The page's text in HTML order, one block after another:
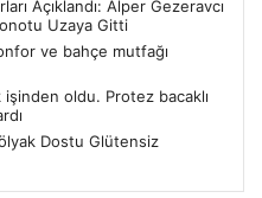
Açıklandı: Alper Gezeravcı
Uzaya Gitti
ve bahçe mutfağı
işinden oldu. Protez bacaklı
Dostu Glütensiz